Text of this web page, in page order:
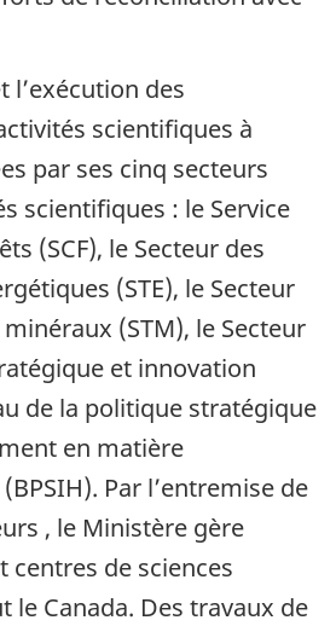
l’exécution des
scientifiques à
par ses cinq secteurs
scientifiques : le Service
(SCF), le Secteur des
(STE), le Secteur
(STM), le Secteur
et innovation
de la politique stratégique
en matière
Par l’entremise de
, le Ministère gère
centres de sciences
le Canada. Des travaux de